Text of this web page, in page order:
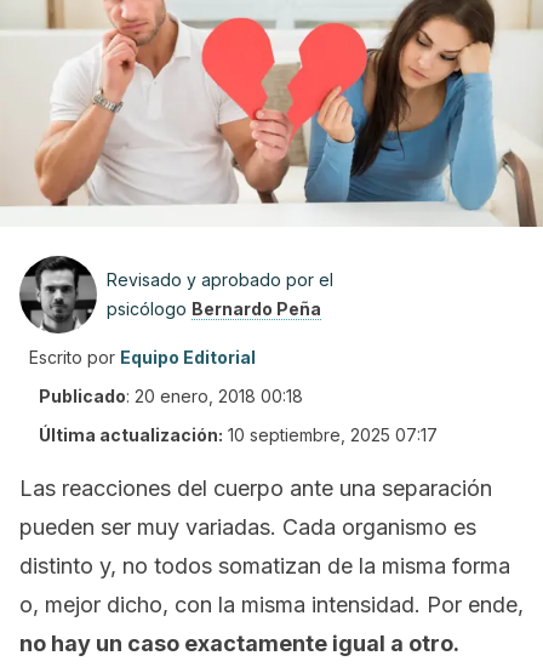
Revisado y aprobado por el
psicólogo Bernardo Peña
Escrito por Equipo Editorial
Publicado: 20 enero, 2018 00:18
Última actualización: 10 septiembre, 2025 07:17
Las reacciones del cuerpo ante una separación
pueden ser muy variadas. Cada organismo es
distinto y, no todos somatizan de la misma forma
o, mejor dicho, con la misma intensidad. Por ende,
no hay un caso exactamente igual a otro.